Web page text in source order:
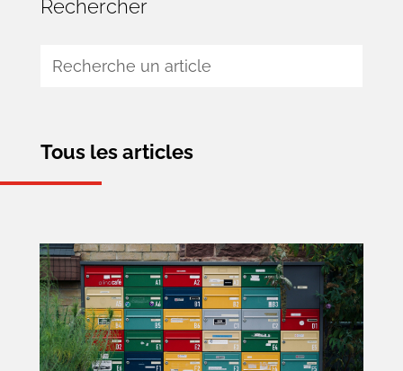
Contrats publics et services
Urbanisme et aménagement
Rechercher
Tous les articles